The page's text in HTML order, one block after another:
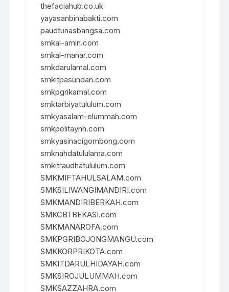
thefaciahub.co.uk
yayasanbinabakti.com
paudtunasbangsa.com
smkal-amin.com
smkal-manar.com
smkdarulamal.com
smkitpasundan.com
smkpgrikamal.com
smktarbiyatululum.com
smkyasalam-elummah.com
smkpelitaynh.com
smkyasinacigombong.com
smknahdatululama.com
smkitraudhatululum.com
SMKMIFTAHULSALAM.com
SMKSILIWANGIMANDIRI.com
SMKMANDIRIBERKAH.com
SMKCBTBEKASI.com
SMKMANAROFA.com
SMKPGRIBOJONGMANGU.com
SMKKORPRIKOTA.com
SMKITDARULHIDAYAH.com
SMKSIROJULUMMAH.com
SMKSAZZAHRA.com